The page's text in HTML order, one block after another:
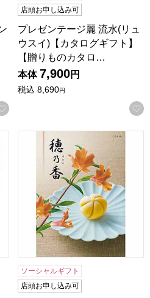
お気に入りに登録する
店頭お申し込み可
プレゼンテージ麗 流水(リュ
ウスイ)【カタログギフト】
【贈りものカタロ…
本体 7,900円
税込 8,690円
【カタログギフト】【贈りもの
穂乃香 くりいろ【カタログ
ソーシャルギフト
店頭お申し込み可